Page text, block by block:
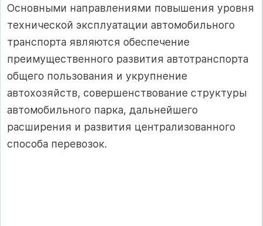
Основными направлениями повышения уровня
технической эксплуатации автомобильного
транспорта являются обеспечение
преимущественного развития автотранспорта
общего пользования и укрупнение
автохозяйств, совершенствование структуры
автомобильного парка, дальнейшего
расширения и развития централизованного
способа перевозок.